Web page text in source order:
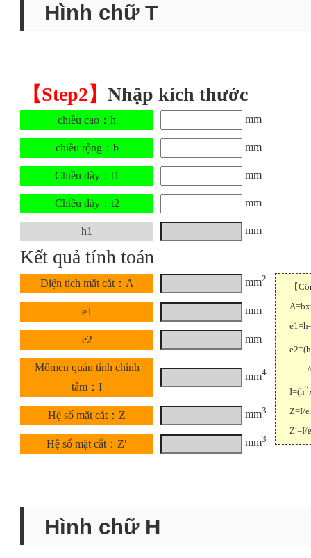
Hình chữ T
【Step2】Nhập kích thước
chiều cao：h mm
chiều rộng：b mm
Chiều dày：t1 mm
Chiều dày：t2 mm
h1 mm
Kết quả tính toán
Diện tích mặt cắt：A mm2
e1 mm
e2 mm
Mômen quán tính chính
tâm：I
mm4
Hệ số mặt cắt：Z mm3
Hệ số mặt cắt：Z′ mm3
【
e2=(h
/
I=(h3
Z=I/
Z′=I/
Hình chữ H